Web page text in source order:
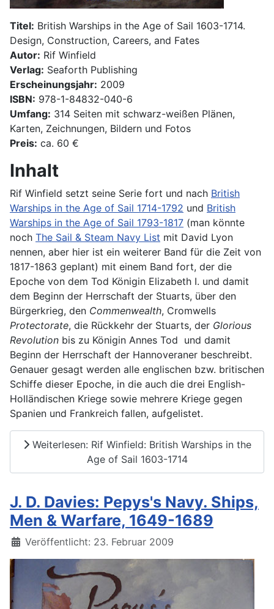
Titel: British Warships in the Age of Sail 1603-1714.
Design, Construction, Careers, and Fates
Autor: Rif Winfield
Verlag: Seaforth Publishing
Erscheinungsjahr: 2009
ISBN: 978-1-84832-040-6
Umfang: 314 Seiten mit schwarz-weißen Plänen,
Karten, Zeichnungen, Bildern und Fotos
Preis: ca. 60 €
Inhalt
Rif Winfield setzt seine Serie fort und nach British
Warships in the Age of Sail 1714-1792 und British
Warships in the Age of Sail 1793-1817 (man könnte
noch The Sail & Steam Navy List mit David Lyon
nennen, aber hier ist ein weiterer Band für die Zeit von
1817-1863 geplant) mit einem Band fort, der die
Epoche von dem Tod Königin Elizabeth I. und damit
dem Beginn der Herrschaft der Stuarts, über den
Bürgerkrieg, den Commenwealth, Cromwells
Protectorate, die Rückkehr der Stuarts, der Glorious
Revolution bis zu Königin Annes Tod und damit
Beginn der Herrschaft der Hannoveraner beschreibt.
Genauer gesagt werden alle englischen bzw. britischen
Schiffe dieser Epoche, in die auch die drei English-
Holländischen Kriege sowie mehrere Kriege gegen
Spanien und Frankreich fallen, aufgelistet.
Weiterlesen: Rif Winfield: British Warships in the
Age of Sail 1603-1714
J. D. Davies: Pepys's Navy. Ships,
Men & Warfare, 1649-1689
Details
Veröffentlicht: 23. Februar 2009